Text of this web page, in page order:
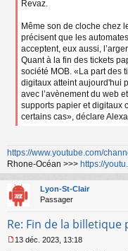
Revaz.
Même son de cloche chez
précisent que les
acceptent, eux aussi,
Quant à la fin des tickets
société MOB. «La part des
digitaux atteint aujourd'hui
avec l’avènement du web
supports papier et digitaux
certains cas», déclare
https://www.youtube.com/
Rhone-Océan >>> https://
Lyon-St-Clair
Passager
Re: Fin de la
13 déc. 2023, 13:18